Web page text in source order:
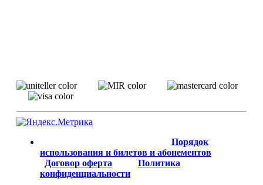
Порядок
использования и билетов и абонементов
Договор оферта
Политика
конфиденциальности